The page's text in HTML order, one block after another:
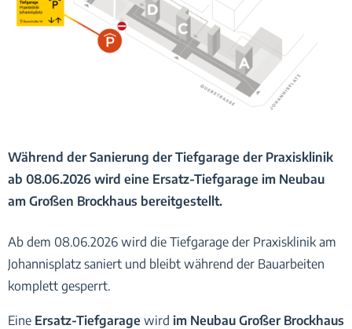
Während der Sanierung der Tiefgarage der Praxisklinik
ab 08.06.2026 wird eine Ersatz-Tiefgarage im Neubau
am Großen Brockhaus bereitgestellt.
Ab dem 08.06.2026 wird die Tiefgarage der Praxisklinik am
Johannisplatz saniert und bleibt während der Bauarbeiten
komplett gesperrt.
Eine Ersatz-Tiefgarage wird im Neubau Großer Brockhaus